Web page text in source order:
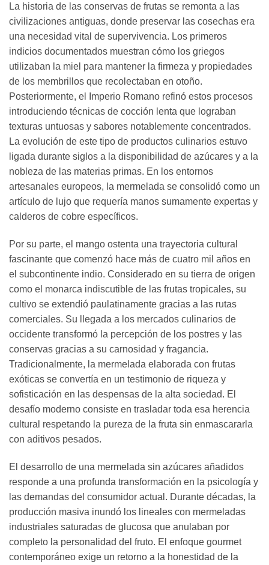
La historia de las conservas de frutas se remonta a las
civilizaciones antiguas, donde preservar las cosechas era
una necesidad vital de supervivencia. Los primeros
indicios documentados muestran cómo los griegos
utilizaban la miel para mantener la firmeza y propiedades
de los membrillos que recolectaban en otoño.
Posteriormente, el Imperio Romano refinó estos procesos
introduciendo técnicas de cocción lenta que lograban
texturas untuosas y sabores notablemente concentrados.
La evolución de este tipo de productos culinarios estuvo
ligada durante siglos a la disponibilidad de azúcares y a la
nobleza de las materias primas. En los entornos
artesanales europeos, la mermelada se consolidó como un
artículo de lujo que requería manos sumamente expertas y
calderos de cobre específicos.
Por su parte, el mango ostenta una trayectoria cultural
fascinante que comenzó hace más de cuatro mil años en
el subcontinente indio. Considerado en su tierra de origen
como el monarca indiscutible de las frutas tropicales, su
cultivo se extendió paulatinamente gracias a las rutas
comerciales. Su llegada a los mercados culinarios de
occidente transformó la percepción de los postres y las
conservas gracias a su carnosidad y fragancia.
Tradicionalmente, la mermelada elaborada con frutas
exóticas se convertía en un testimonio de riqueza y
sofisticación en las despensas de la alta sociedad. El
desafío moderno consiste en trasladar toda esa herencia
cultural respetando la pureza de la fruta sin enmascararla
con aditivos pesados.
El desarrollo de una mermelada sin azúcares añadidos
responde a una profunda transformación en la psicología y
las demandas del consumidor actual. Durante décadas, la
producción masiva inundó los lineales con mermeladas
industriales saturadas de glucosa que anulaban por
completo la personalidad del fruto. El enfoque gourmet
contemporáneo exige un retorno a la honestidad de la